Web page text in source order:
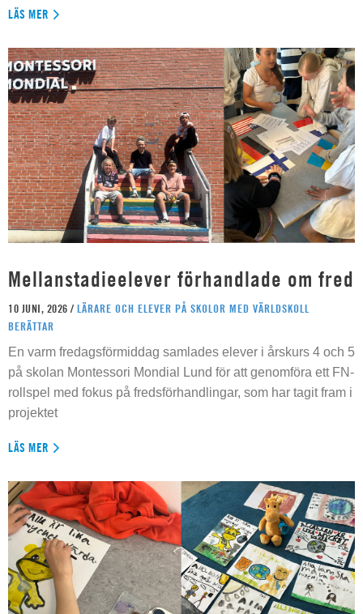
LÄS MER
Mellanstadieelever förhandlade om fred
10 JUNI, 2026 / LÄRARE OCH ELEVER PÅ SKOLOR MED VÄRLDSKOLL
BERÄTTAR
En varm fredagsförmiddag samlades elever i årskurs 4 och 5
på skolan Montessori Mondial Lund för att genomföra ett FN-
rollspel med fokus på fredsförhandlingar, som har tagit fram i
projektet
LÄS MER